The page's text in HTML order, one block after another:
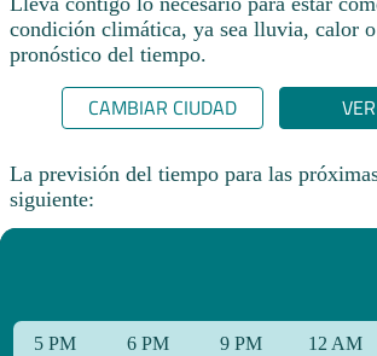
condición climática, ya sea lluvia, calor
pronóstico del tiempo.
CAMBIAR CIUDAD
La previsión del tiempo para las
siguiente:
5 PM 6 PM 9 PM 12 AM